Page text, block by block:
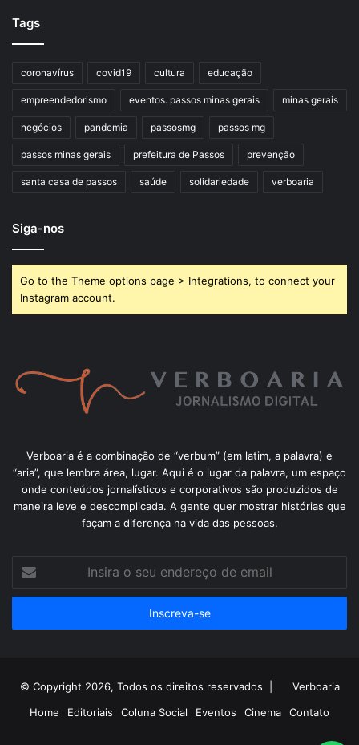
Tags
coronavírus covid19 cultura educação
empreendedorismo eventos. passos minas gerais minas gerais
negócios pandemia passosmg passos mg
passos minas gerais prefeitura de Passos prevenção
santa casa de passos saúde solidariedade verboaria
Siga-nos
Go to the Theme options page > Integrations, to connect your
Instagram account.
Verboaria é a combinação de “verbum” (em latim, a palavra) e
“aria”, que lembra área, lugar. Aqui é o lugar da palavra, um espaço
onde conteúdos jornalísticos e corporativos são produzidos de
maneira leve e descomplicada. A gente quer mostrar histórias que
façam a diferença na vida das pessoas.
seu
de
© Copyright 2026, Todos os direitos reservados |
Verboaria
Home
Editoriais Coluna Social Eventos Cinema Contato